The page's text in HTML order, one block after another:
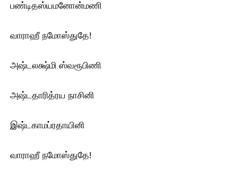
பண்டிதஸ்யமனோன்மணி
வாராஹீ நமோஸ்துதே!
அஷ்டலக்ஷ்மி ஸ்வரூபிணி
அஷ்டதாரித்ரய நாசினி
இஷ்டகாமப்ரதாயினி
வாராஹீ நமோஸ்துதே!